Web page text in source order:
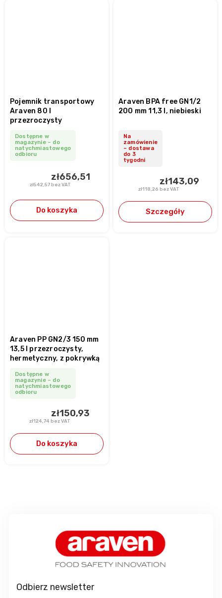
Pojemnik transportowy
Araven 80 l
przezroczysty
Dostępne w
magazynie – do
natychmiastowego
odbioru
zł542,57 bez VAT
zł656,51
Do koszyka
Araven BPA free GN1/2
200 mm 11,3 l, niebieski
Na
zamówienie
– dostawa
do 3
tygodni
zł118,26 bez VAT
zł143,09
Szczegóły
Araven PP GN2/3 150 mm
13,5 l przezroczysty,
hermetyczny, z pokrywką
Dostępne w
magazynie – do
natychmiastowego
odbioru
zł124,74 bez VAT
zł150,93
Do koszyka
Odbierz newsletter